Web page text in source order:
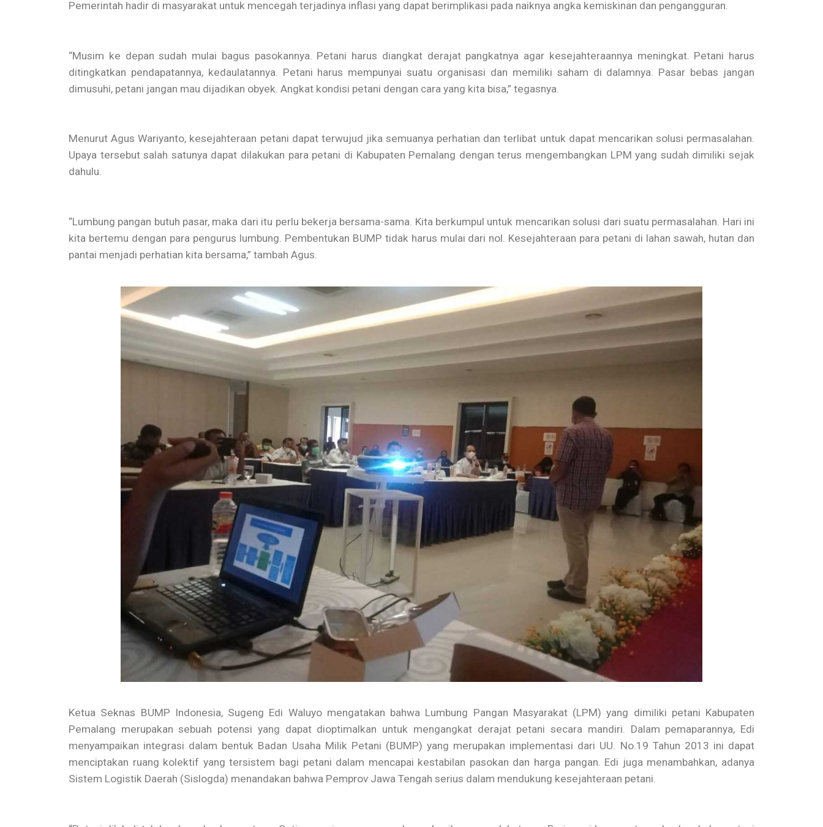
Pemerintah hadir di masyarakat untuk mencegah terjadinya inflasi yang dapat berimplikasi pada naiknya angka kemiskinan dan pengangguran.
“Musim ke depan sudah mulai bagus pasokannya. Petani harus diangkat derajat pangkatnya agar kesejahteraannya meningkat. Petani harus
ditingkatkan pendapatannya, kedaulatannya. Petani harus mempunyai suatu organisasi dan memiliki saham di dalamnya. Pasar bebas jangan
dimusuhi, petani jangan mau dijadikan obyek. Angkat kondisi petani dengan cara yang kita bisa,” tegasnya.
Menurut Agus Wariyanto, kesejahteraan petani dapat terwujud jika semuanya perhatian dan terlibat untuk dapat mencarikan solusi permasalahan.
Upaya tersebut salah satunya dapat dilakukan para petani di Kabupaten Pemalang dengan terus mengembangkan LPM yang sudah dimiliki sejak
dahulu.
“Lumbung pangan butuh pasar, maka dari itu perlu bekerja bersama-sama. Kita berkumpul untuk mencarikan solusi dari suatu permasalahan. Hari ini
kita bertemu dengan para pengurus lumbung. Pembentukan BUMP tidak harus mulai dari nol. Kesejahteraan para petani di lahan sawah, hutan dan
pantai menjadi perhatian kita bersama,” tambah Agus.
Ketua Seknas BUMP Indonesia, Sugeng Edi Waluyo mengatakan bahwa Lumbung Pangan Masyarakat (LPM) yang dimiliki petani Kabupaten
Pemalang merupakan sebuah potensi yang dapat dioptimalkan untuk mengangkat derajat petani secara mandiri. Dalam pemaparannya, Edi
menyampaikan integrasi dalam bentuk Badan Usaha Milik Petani (BUMP) yang merupakan implementasi dari UU. No.19 Tahun 2013 ini dapat
menciptakan ruang kolektif yang tersistem bagi petani dalam mencapai kestabilan pasokan dan harga pangan. Edi juga menambahkan, adanya
Sistem Logistik Daerah (Sislogda) menandakan bahwa Pemprov Jawa Tengah serius dalam mendukung kesejahteraan petani.